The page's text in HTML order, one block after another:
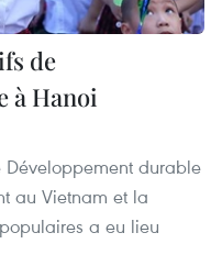
de
à Hanoi
durable
au Vietnam et la
a eu lieu